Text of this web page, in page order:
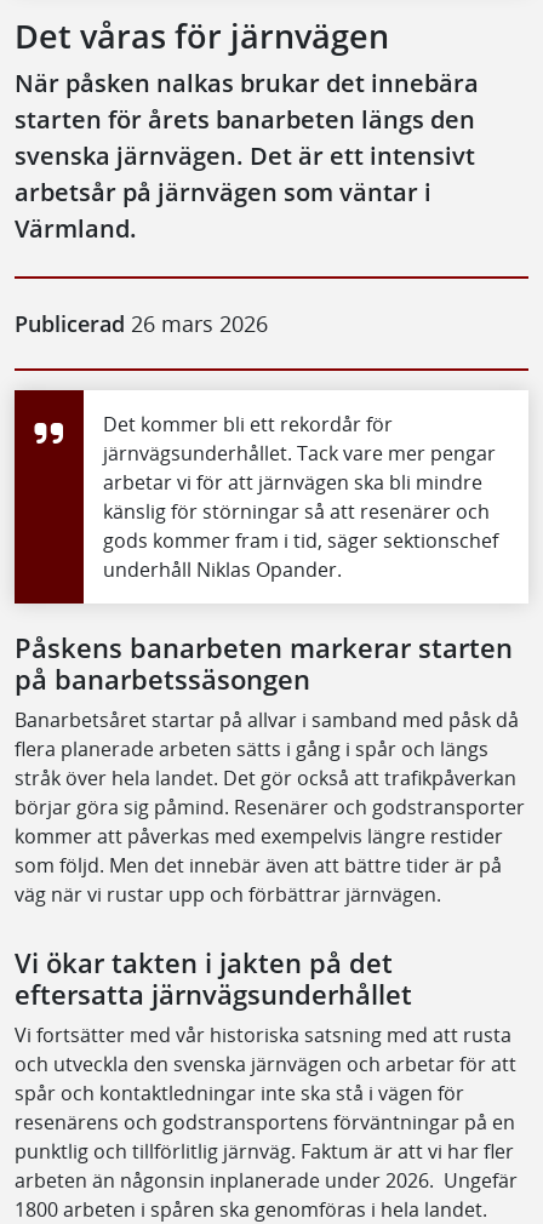
Det våras för järnvägen
När påsken nalkas brukar det innebära
starten för årets banarbeten längs den
svenska järnvägen. Det är ett intensivt
arbetsår på järnvägen som väntar i
Värmland.
Publicerad 26 mars 2026
Det kommer bli ett rekordår för
järnvägsunderhållet. Tack vare mer pengar
arbetar vi för att järnvägen ska bli mindre
känslig för störningar så att resenärer och
gods kommer fram i tid, säger sektionschef
underhåll Niklas Opander.
Påskens banarbeten markerar starten
på banarbetssäsongen
Banarbetsåret startar på allvar i samband med påsk då
flera planerade arbeten sätts i gång i spår och längs
stråk över hela landet. Det gör också att trafikpåverkan
börjar göra sig påmind. Resenärer och godstransporter
kommer att påverkas med exempelvis längre restider
som följd. Men det innebär även att bättre tider är på
väg när vi rustar upp och förbättrar järnvägen.
Vi ökar takten i jakten på det
eftersatta järnvägsunderhållet
Vi fortsätter med vår historiska satsning med att rusta
och utveckla den svenska järnvägen och arbetar för att
spår och kontaktledningar inte ska stå i vägen för
resenärens och godstransportens förväntningar på en
punktlig och tillförlitlig järnväg. Faktum är att vi har fler
arbeten än någonsin inplanerade under 2026. Ungefär
1800 arbeten i spåren ska genomföras i hela landet.